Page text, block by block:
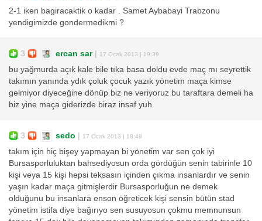
2-1 iken bagiracaktik o kadar . Samet Aybabayi Trabzonu
yendigimizde gondermedikmi ?
3 ercan sar| 17 Ocak 2013 | 19:39
bu yağmurda açık kale bile tıka basa doldu evde maç mı seyrettik
takımın yanında ydık çoluk çocuk yazık yönetim maça kimse
gelmiyor diyeceğine dönüp biz ne veriyoruz bu taraftara demeli ha
biz yine maça giderizde biraz insaf yuh
3 sedo | 17 Ocak 2013 | 18:48
takım için hiç bişey yapmayan bi yönetim var sen çok iyi
Bursasporluluktan bahsediyosun orda gördüğün senin tabirinle 10
kişi veya 15 kişi hepsi teksasın içinden çıkma insanlardır ve senin
yaşın kadar maça gitmişlerdir Bursasporluğun ne demek
olduğunu bu insanlara enson öğreticek kişi sensin bütün stad
yönetim istifa diye bağırıyo sen susuyosun çokmu memnunsun